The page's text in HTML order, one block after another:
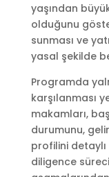
yaşından
olduğunu
sunması ve
yasal şekilde
Programda
karşılanması
makamları,
durumunu,
profilini
diligence